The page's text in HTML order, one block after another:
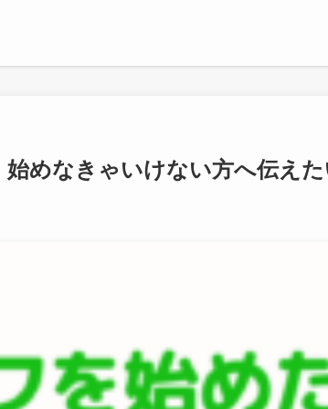
めなきゃいけない方へ伝え